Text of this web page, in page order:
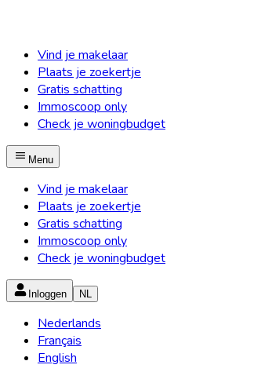
Vind je makelaar
Plaats je zoekertje
Gratis schatting
Immoscoop only
Check je woningbudget
Menu
Vind je makelaar
Plaats je zoekertje
Gratis schatting
Immoscoop only
Check je woningbudget
Inloggen NL
Nederlands
Français
English